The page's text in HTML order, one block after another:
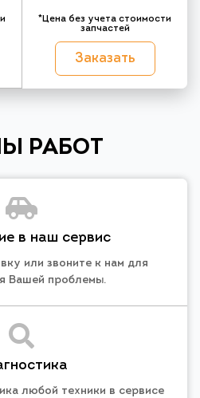
*Цена без учета стоимости
запчастей
Заказать
РАБОТ
в наш сервис
или звоните к нам для
Вашей проблемы.
любой техники в сервисе